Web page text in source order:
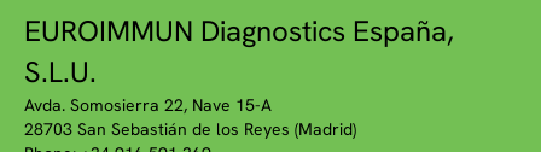
EUROIMMUN Diagnostics España,
S.L.U.
Avda. Somosierra 22, Nave 15-A
28703 San Sebastián de los Reyes (Madrid)